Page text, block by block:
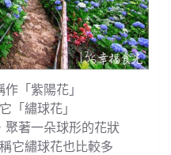
「紫陽花」
「繡球花」
聚著一朵球形的花狀
它繡球花也比較多